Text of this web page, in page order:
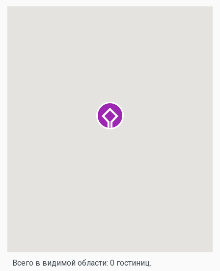
Всего в видимой области: 0 гостиниц.